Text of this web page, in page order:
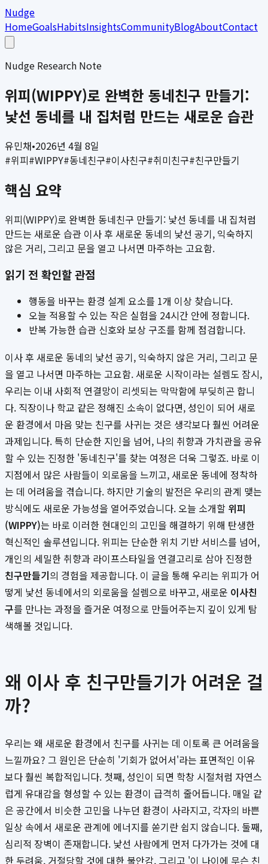
Nudge
HomeGoalsHabitsInsightsCommunityBlogAboutContact
Nudge Research Note
위피(WIPPY)로 완벽한 동네친구 만들기:
낯선 동네를 내 집처럼 만드는 새로운 습관
유민채•2026년 4월 8일
#위피#WIPPY#동네친구#이사친구#취미친구#친구만들기
핵심 요약
위피(WIPPY)로 완벽한 동네친구 만들기: 낯선 동네를 내 집처럼
만드는 새로운 습관 이사 후 새로운 동네의 낯선 공기, 익숙하지
않은 거리, 그리고 문을 열고 나서면 마주하는 고요함.
읽기 전 확인할 관점
행동을 바꾸는 환경 설계 요소를 1개 이상 찾습니다.
오늘 적용할 수 있는 작은 실험을 24시간 안에 정합니다.
반복 가능한 습관 신호와 보상 구조를 함께 점검합니다.
이사 후 새로운 동네의 낯선 공기, 익숙하지 않은 거리, 그리고 문
을 열고 나서면 마주하는 고요함. 새로운 시작이라는 설렘도 잠시,
우리는 이내 사회적 연결망이 리셋되는 막막함에 부딪히곤 합니
다. 직장이나 학교 같은 정해진 소속이 없다면, 성인이 되어 새로
운 환경에서 마음 맞는 친구를 사귀는 것은 생각보다 훨씬 어려운
과제입니다. 특히 단순한 지인을 넘어, 나의 취향과 가치관을 공유
할 수 있는 진정한 '동네친구'를 찾는 여정은 더욱 그렇죠. 바로 이
지점에서 많은 사람들이 외로움을 느끼고, 새로운 동네에 정착하
는 데 어려움을 겪습니다. 하지만 기술의 발전은 우리의 관계 맺는
방식에도 새로운 가능성을 열어주었습니다. 오늘 소개할 위피
(WIPPY)는 바로 이러한 현대인의 고민을 해결하기 위해 탄생한
혁신적인 솔루션입니다. 위피는 단순한 위치 기반 서비스를 넘어,
개인의 세밀한 취향과 라이프스타일을 연결고리로 삼아 진정한
친구만들기의 경험을 제공합니다. 이 글을 통해 우리는 위피가 어
떻게 낯선 동네에서의 외로움을 설렘으로 바꾸고, 새로운 이사친
구를 만나는 과정을 즐거운 여정으로 만들어주는지 깊이 있게 탐
색해볼 것입니다.
왜 이사 후 친구만들기가 어려운 걸
까?
우리는 왜 새로운 환경에서 친구를 사귀는 데 이토록 큰 어려움을
느낄까요? 그 원인은 단순히 '기회가 없어서'라는 표면적인 이유
보다 훨씬 복합적입니다. 첫째, 성인이 되면 학창 시절처럼 자연스
럽게 유대감을 형성할 수 있는 환경이 급격히 줄어듭니다. 매일 같
은 공간에서 비슷한 고민을 나누던 환경이 사라지고, 각자의 바쁜
일상 속에서 새로운 관계에 에너지를 쏟기란 쉽지 않습니다. 둘째,
심리적 장벽이 존재합니다. 낯선 사람에게 먼저 다가가는 것에 대
한 두려움, 거절당할 것에 대한 불안감, 그리고 '이 나이에 무슨 친